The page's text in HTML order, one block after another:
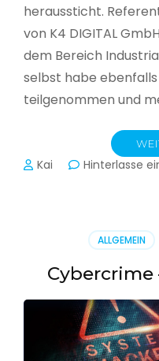
heraussticht.
von K4 DIGITAL
dem Bereich
selbst habe
teilgenommen und
Kai Hinterlasse
ALLGEMEIN